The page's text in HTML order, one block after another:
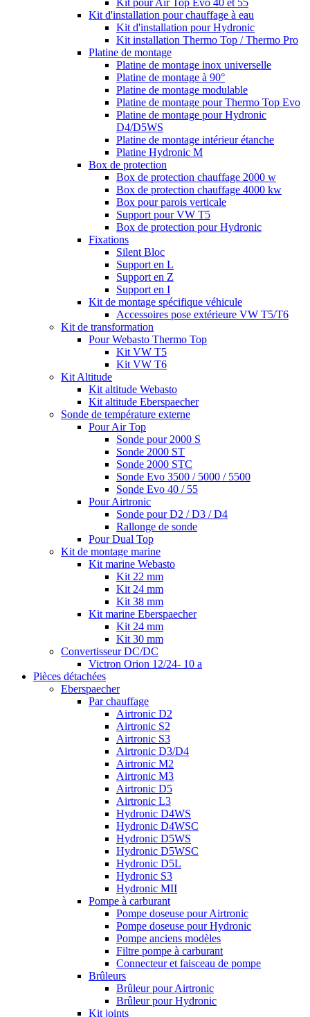
Kit pour Air Top Evo 40 et 55
Kit d'installation pour chauffage à eau
Kit d'installation pour Hydronic
Kit installation Thermo Top / Thermo Pro
Platine de montage
Platine de montage inox universelle
Platine de montage à 90°
Platine de montage modulable
Platine de montage pour Thermo Top Evo
Platine de montage pour Hydronic
D4/D5WS
Platine de montage intérieur étanche
Platine Hydronic M
Box de protection
Box de protection chauffage 2000 w
Box de protection chauffage 4000 kw
Box pour parois verticale
Support pour VW T5
Box de protection pour Hydronic
Fixations
Silent Bloc
Support en L
Support en Z
Support en I
Kit de montage spécifique véhicule
Accessoires pose extérieure VW T5/T6
Kit de transformation
Pour Webasto Thermo Top
Kit VW T5
Kit VW T6
Kit Altitude
Kit altitude Webasto
Kit altitude Eberspaecher
Sonde de température externe
Pour Air Top
Sonde pour 2000 S
Sonde 2000 ST
Sonde 2000 STC
Sonde Evo 3500 / 5000 / 5500
Sonde Evo 40 / 55
Pour Airtronic
Sonde pour D2 / D3 / D4
Rallonge de sonde
Pour Dual Top
Kit de montage marine
Kit marine Webasto
Kit 22 mm
Kit 24 mm
Kit 38 mm
Kit marine Eberspaecher
Kit 24 mm
Kit 30 mm
Convertisseur DC/DC
Victron Orion 12/24- 10 a
Pièces détachées
Eberspaecher
Par chauffage
Airtronic D2
Airtronic S2
Airtronic S3
Airtronic D3/D4
Airtronic M2
Airtronic M3
Airtronic D5
Airtronic L3
Hydronic D4WS
Hydronic D4WSC
Hydronic D5WS
Hydronic D5WSC
Hydronic D5L
Hydronic S3
Hydronic MII
Pompe à carburant
Pompe doseuse pour Airtronic
Pompe doseuse pour Hydronic
Pompe anciens modèles
Filtre pompe à carburant
Connecteur et faisceau de pompe
Brûleurs
Brûleur pour Airtronic
Brûleur pour Hydronic
Kit joints